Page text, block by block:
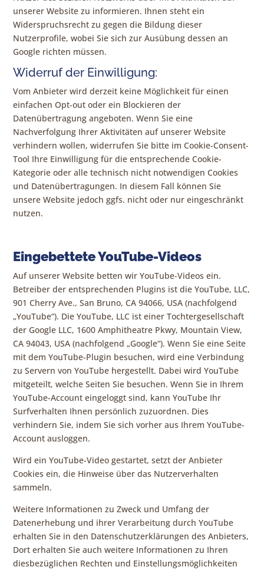
unserer Website zu informieren. Ihnen steht ein
Widerspruchsrecht zu gegen die Bildung dieser
Nutzerprofile, wobei Sie sich zur Ausübung dessen an
Google richten müssen.
Widerruf der Einwilligung:
Vom Anbieter wird derzeit keine Möglichkeit für einen
einfachen Opt-out oder ein Blockieren der
Datenübertragung angeboten. Wenn Sie eine
Nachverfolgung Ihrer Aktivitäten auf unserer Website
verhindern wollen, widerrufen Sie bitte im Cookie-Consent-
Tool Ihre Einwilligung für die entsprechende Cookie-
Kategorie oder alle technisch nicht notwendigen Cookies
und Datenübertragungen. In diesem Fall können Sie
unsere Website jedoch ggfs. nicht oder nur eingeschränkt
nutzen.
Eingebettete YouTube-Videos
Auf unserer Website betten wir YouTube-Videos ein.
Betreiber der entsprechenden Plugins ist die YouTube, LLC,
901 Cherry Ave., San Bruno, CA 94066, USA (nachfolgend
„YouTube“). Die YouTube, LLC ist einer Tochtergesellschaft
der Google LLC, 1600 Amphitheatre Pkwy, Mountain View,
CA 94043, USA (nachfolgend „Google“). Wenn Sie eine Seite
mit dem YouTube-Plugin besuchen, wird eine Verbindung
zu Servern von YouTube hergestellt. Dabei wird YouTube
mitgeteilt, welche Seiten Sie besuchen. Wenn Sie in Ihrem
YouTube-Account eingeloggt sind, kann YouTube Ihr
Surfverhalten Ihnen persönlich zuzuordnen. Dies
verhindern Sie, indem Sie sich vorher aus Ihrem YouTube-
Account ausloggen.
Wird ein YouTube-Video gestartet, setzt der Anbieter
Cookies ein, die Hinweise über das Nutzerverhalten
sammeln.
Weitere Informationen zu Zweck und Umfang der
Datenerhebung und ihrer Verarbeitung durch YouTube
erhalten Sie in den Datenschutzerklärungen des Anbieters,
Dort erhalten Sie auch weitere Informationen zu Ihren
diesbezüglichen Rechten und Einstellungsmöglichkeiten